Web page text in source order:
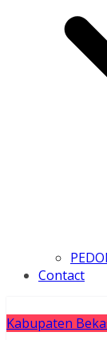
Contact
Kabupaten